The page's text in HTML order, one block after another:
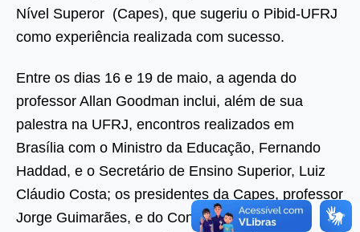
Nível Superor (Capes), que sugeriu o Pibid-UFRJ
como experiência realizada com sucesso.
Entre os dias 16 e 19 de maio, a agenda do
professor Allan Goodman inclui, além de sua
palestra na UFRJ, encontros realizados em
Brasília com o Ministro da Educação, Fernando
Haddad, e o Secretário de Ensino Superior, Luiz
Cláudio Costa; os presidentes da Capes, professor
Jorge Guimarães, e do Conselho Nacional de